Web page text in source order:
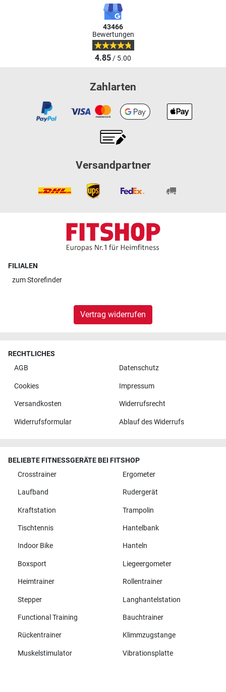
43466
Bewertungen
4.85/ 5.00
Zahlarten
Versandpartner
FILIALEN
zumStorefinder
Vertrag widerrufen
RECHTLICHES
AGB
Datenschutz
Cookies Impressum
Versandkosten Widerrufsrecht
Widerrufsformular Ablauf des Widerrufs
BELIEBTE FITNESSGERÄTE BEI FITSHOP
Crosstrainer
Ergometer
Laufband Rudergerät
Kraftstation Trampolin
Tischtennis Hantelbank
Indoor Bike Hanteln
Boxsport Liegeergometer
Heimtrainer Rollentrainer
Stepper Langhantelstation
Functional Training Bauchtrainer
Rückentrainer Klimmzugstange
Muskelstimulator Vibrationsplatte